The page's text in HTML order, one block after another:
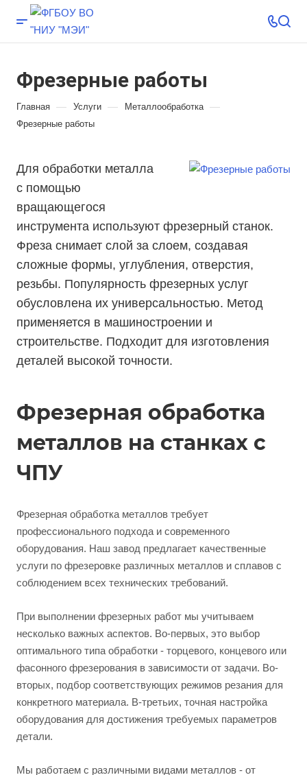
Фрезерные работы
Главная — Услуги — Металлообработка —
Фрезерные работы
Для обработки металла
с помощью
вращающегося
инструмента используют фрезерный станок.
Фреза снимает слой за слоем, создавая
сложные формы, углубления, отверстия,
резьбы. Популярность фрезерных услуг
обусловлена их универсальностью. Метод
применяется в машиностроении и
строительстве. Подходит для изготовления
деталей высокой точности.
Фрезерная обработка
металлов на станках с
ЧПУ
Фрезерная обработка металлов требует
профессионального подхода и современного
оборудования. Наш завод предлагает качественные
услуги по фрезеровке различных металлов и сплавов с
соблюдением всех технических требований.
При выполнении фрезерных работ мы учитываем
несколько важных аспектов. Во-первых, это выбор
оптимального типа обработки - торцевого, концевого или
фасонного фрезерования в зависимости от задачи. Во-
вторых, подбор соответствующих режимов резания для
конкретного материала. В-третьих, точная настройка
оборудования для достижения требуемых параметров
детали.
Мы работаем с различными видами металлов - от